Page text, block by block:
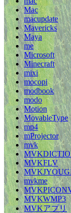
Mac
macupdate
Mavericks
Maya
me
Microsoft
Minecraft
mixi
mocopi
modbook
modo
Motion
MovableType
mp4
mProjector
mvk
MVKFLV
mvkme
MVKWMP3
MVKアプリ